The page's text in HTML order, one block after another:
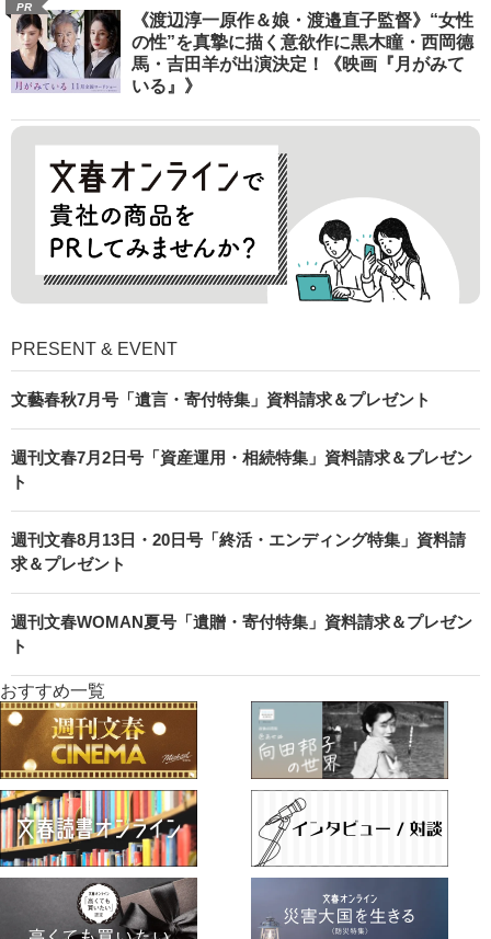
PR
《渡辺淳一原作＆娘・渡邉直子監督》“女性
の性”を真摯に描く意欲作に黒木瞳・西岡德
馬・吉田羊が出演決定！《映画『月がみて
いる』》
PRESENT & EVENT
文藝春秋7月号「遺言・寄付特集」資料請求＆プレゼント
週刊文春7月2日号「資産運用・相続特集」資料請求＆プレゼン
ト
週刊文春8月13日・20日号「終活・エンディング特集」資料請
求＆プレゼント
週刊文春WOMAN夏号「遺贈・寄付特集」資料請求＆プレゼン
ト
おすすめ一覧